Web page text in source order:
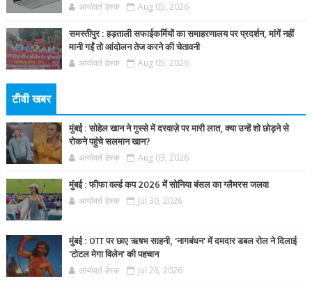
आर्यावर्त डेस्क Aug 05, 2026
समस्तीपुर : हड़ताली सफाईकर्मियों का समाहरणालय पर प्रदर्शन, मांगें नहीं
मानी गईं तो आंदोलन तेज करने की चेतावनी
आर्यावर्त डेस्क Aug 05, 2026
टीवी खबर
मुंबई : सोहेल खान ने गुस्से में दरवाज़े पर मारी लात, क्या उन्हें शो छोड़ने से
रोकने पहुंचे सलमान खान?
आर्यावर्त डेस्क Aug 03, 2026
मुंबई : फीफा वर्ल्ड कप 2026 में सोनिया बंसल का ग्लैमरस जलवा
आर्यावर्त डेस्क Jul 30, 2026
मुंबई : OTT पर छाए ऋषभ साहनी, 'नागबंधन' में दमदार डबल रोल ने दिलाई
'टोटल मेगा विलेन' की पहचान
आर्यावर्त डेस्क Jul 28, 2026